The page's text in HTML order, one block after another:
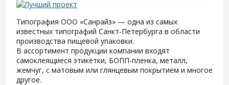
Типография ООО «Санрайз» — одна из самых
известных типографий Санкт-Петербурга в области
производства пищевой упаковки.
В ассортимент продукции компании входят
самоклеящиеся этикетки, БОПП-пленка, металл,
жемчуг, с матовым или глянцевым покрытием и многое
другое.